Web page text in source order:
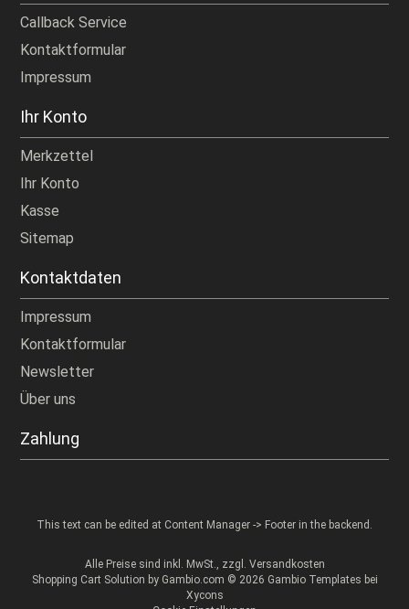
Callback Service
Kontaktformular
Impressum
Ihr Konto
Merkzettel
Ihr Konto
Kasse
Sitemap
Kontaktdaten
Impressum
Kontaktformular
Newsletter
Über uns
Zahlung
This text can be edited at Content Manager -> Footer in the backend.
Alle Preise sind inkl. MwSt., zzgl. Versandkosten
Shopping Cart Solution by Gambio.com © 2026 Gambio Templates bei
Xycons